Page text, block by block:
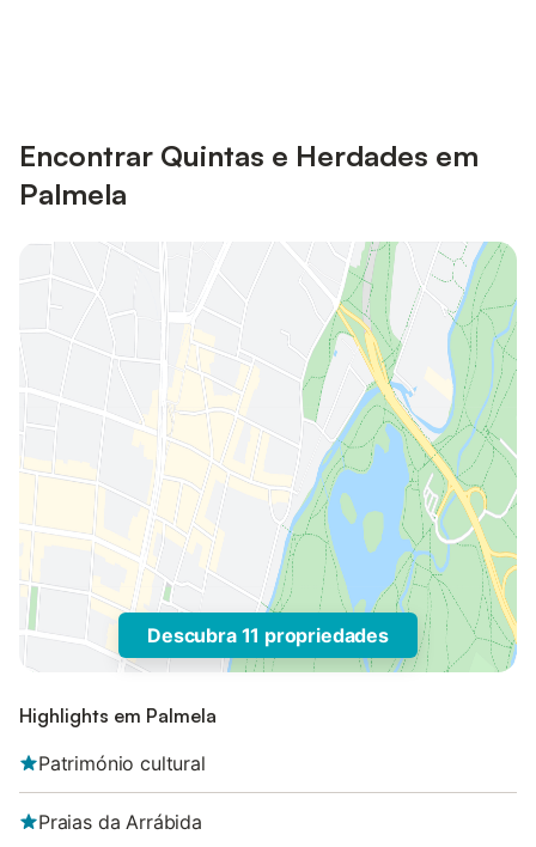
Encontrar Quintas e Herdades em
Palmela
Descubra 11 propriedades
Highlights em Palmela
Património cultural
Praias da Arrábida